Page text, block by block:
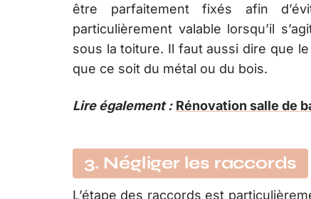
être parfaitement fixés afin
particulièrement valable lorsqu’il
sous la toiture. Il faut aussi dire que
que ce soit du métal ou du bois.
Lire également : Rénovation salle de
3. Négliger les raccords
L’étape des raccords est